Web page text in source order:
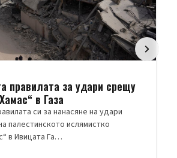
правилата за удари срещу
в Газа
си за нанасяне на удари
палестинското ислямистко
в Ивицата Га…